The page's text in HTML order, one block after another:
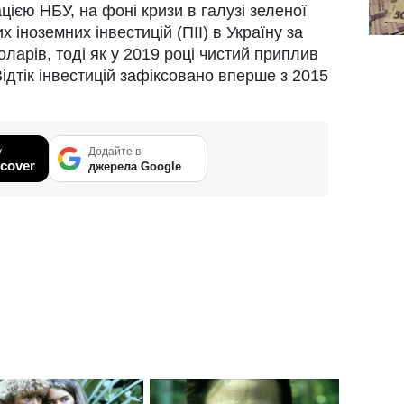
НБУ, на фоні кризи в галузі зеленої
іноземних інвестицій (ПІІ) в Україну за
тоді як у 2019 році чистий приплив
інвестицій зафіксовано вперше з 2015
Додайте в
джерела Google